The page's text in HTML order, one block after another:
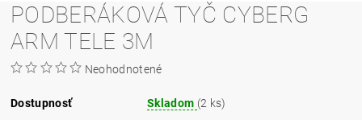
PODBERÁKOVÁ TYČ CYBERG
ARM TELE 3M
Neohodnotené
Dostupnosť Skladom (2 ks)